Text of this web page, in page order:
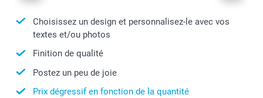
Choisissez un design et personnalisez-le avec vos
textes et/ou photos
Finition de qualité
Postez un peu de joie
Prix dégressif en fonction de la quantité